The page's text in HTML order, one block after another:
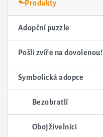
⬑Produkty
Adopční puzzle
Pošli zvíře na dovolenou!
Symbolická adopce
Bezobratlí
Obojživelníci